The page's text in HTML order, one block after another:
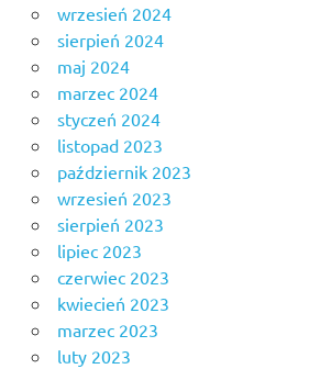
wrzesień 2024
sierpień 2024
maj 2024
marzec 2024
styczeń 2024
listopad 2023
październik 2023
wrzesień 2023
sierpień 2023
lipiec 2023
czerwiec 2023
kwiecień 2023
marzec 2023
luty 2023